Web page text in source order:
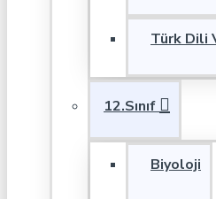
Türk Dili
12.Sınıf
Biyoloji